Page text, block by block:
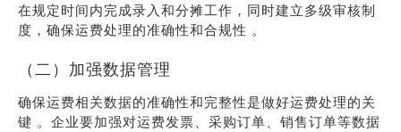
在规定时间内完成录入和分摊工作，同时建立多级审核制
度，确保运费处理的准确性和合规性 。
（二）加强数据管理
确保运费相关数据的准确性和完整性是做好运费处理的关
键 。企业要加强对运费发票、采购订单、销售订单等数据